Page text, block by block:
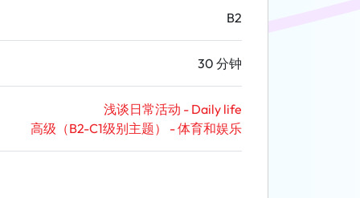
B2
30 分钟
浅谈日常活动 - Daily life
高级（B2-C1级别主题） - 体育和娱乐